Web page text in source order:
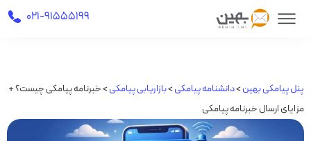
021-91555199
پنل پیامکی بهین>دانشنامه پیامکی>بازاریابی پیامکی>خبرنامه پیامکی چیست؟ +
مزایای ارسال خبرنامه پیامکی